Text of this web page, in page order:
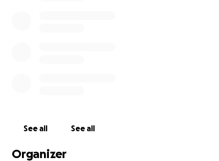
See all See all
Organizer